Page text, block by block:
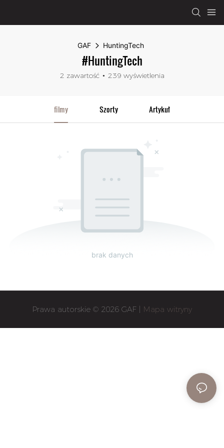
GAF HuntingTech
#HuntingTech
2 zawartość 239 wyświetlenia
filmy Szorty Artykuł
brak danych
Prawa autorskie © 2026 GAF | Mapa witryny